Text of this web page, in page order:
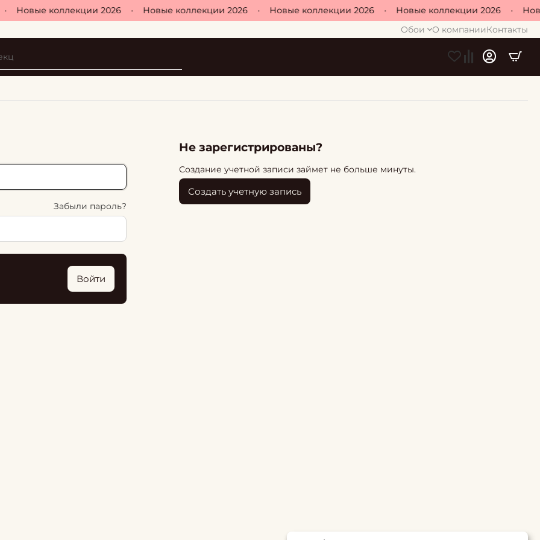
Новые коллекции 2026 Новые коллекции 2026 Новые коллекции 2026 Новые коллекции 2026
Обои
О компанииКонтакты
Забыли пароль?
Войти
Не зарегистрированы?
Создание учетной записи займет не больше минуты.
Создать учетную запись